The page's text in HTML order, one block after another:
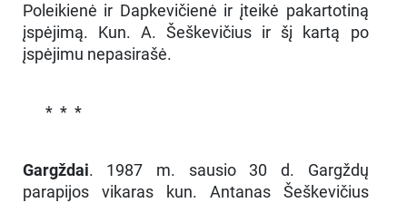
Poleikienė ir Dapkevičienė ir įteikė pakartotiną
įspėjimą. Kun. A. Šeškevičius ir šį kartą po
įspėjimu nepasirašė.
* * *
Gargždai. 1987 m. sausio 30 d. Gargždų
parapijos vikaras kun. Antanas Šeškevičius